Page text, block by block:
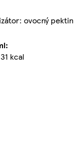
ovocný pektin
kcal